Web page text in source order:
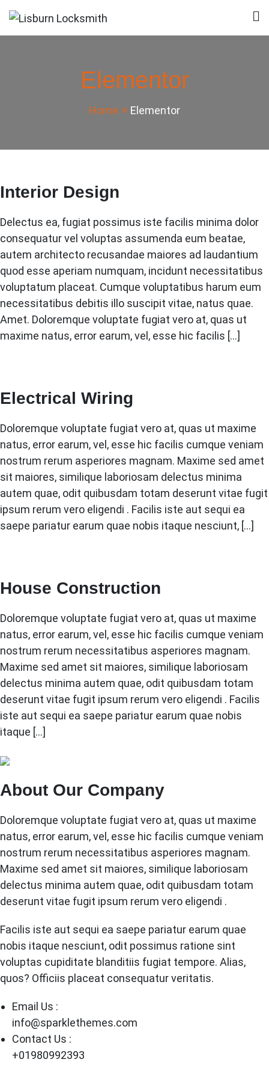
Skip
to
Lisburn Locksmith
Local Locksmith in Lisburn
Elementor
Home Elementor
Interior Design
Delectus ea, fugiat possimus iste facilis minima dolor
consequatur vel voluptas assumenda eum beatae,
autem architecto recusandae maiores ad laudantium
quod esse aperiam numquam, incidunt necessitatibus
voluptatum placeat. Cumque voluptatibus harum eum
necessitatibus debitis illo suscipit vitae, natus quae.
Amet. Doloremque voluptate fugiat vero at, quas ut
maxime natus, error earum, vel, esse hic facilis […]
Electrical Wiring
Doloremque voluptate fugiat vero at, quas ut maxime
natus, error earum, vel, esse hic facilis cumque veniam
nostrum rerum asperiores magnam. Maxime sed amet
sit maiores, similique laboriosam delectus minima
autem quae, odit quibusdam totam deserunt vitae fugit
ipsum rerum vero eligendi . Facilis iste aut sequi ea
saepe pariatur earum quae nobis itaque nesciunt, […]
House Construction
Doloremque voluptate fugiat vero at, quas ut maxime
natus, error earum, vel, esse hic facilis cumque veniam
nostrum rerum necessitatibus asperiores magnam.
Maxime sed amet sit maiores, similique laboriosam
delectus minima autem quae, odit quibusdam totam
deserunt vitae fugit ipsum rerum vero eligendi . Facilis
iste aut sequi ea saepe pariatur earum quae nobis
itaque […]
About Our Company
Doloremque voluptate fugiat vero at, quas ut maxime
natus, error earum, vel, esse hic facilis cumque veniam
nostrum rerum necessitatibus asperiores magnam.
Maxime sed amet sit maiores, similique laboriosam
delectus minima autem quae, odit quibusdam totam
deserunt vitae fugit ipsum rerum vero eligendi .
Facilis iste aut sequi ea saepe pariatur earum quae
nobis itaque nesciunt, odit possimus ratione sint
voluptas cupiditate blanditiis fugiat tempore. Alias,
quos? Officiis placeat consequatur veritatis.
Email Us :
info@sparklethemes.com
Contact Us :
+01980992393